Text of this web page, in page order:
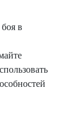
в